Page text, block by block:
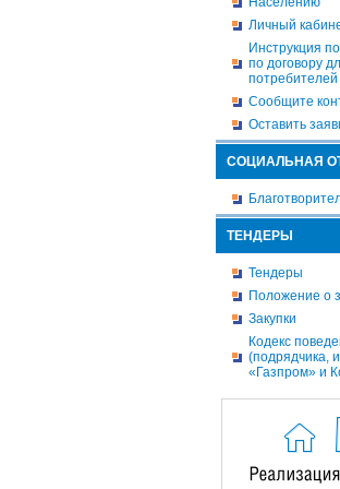
Личный
Инструкция
по договору
потребителей
Сообщите
Оставить
СОЦИАЛЬНАЯ
ТЕНДЕРЫ
Тендеры
Положение о
Закупки
Кодекс
(подрядчика,
«Газпром» и